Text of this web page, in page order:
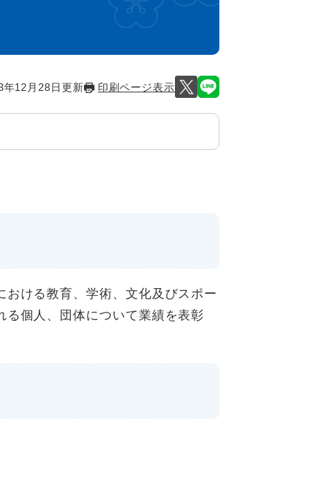
年12月28日更新 印刷ページ表示
ける教育、学術、文化及びスポー
個人、団体について業績を表彰